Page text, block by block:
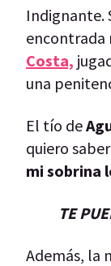
Indignante.
encontrada
Costa,
una
El tío de
quiero
mi sobrina
TE
Además, la